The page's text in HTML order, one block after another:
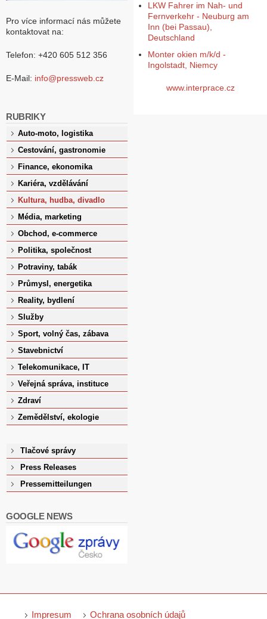
Pro více informací nás můžete
kontaktovat na:
Telefon: +420 605 512 356
E-Mail: info@pressweb.cz
RUBRIKY
Auto-moto, logistika
Cestování, gastronomie
Finance, ekonomika
Kariéra, vzdělávání
Kultura, hudba, divadlo
Média, marketing
Obchod, e-commerce
Politika, společnost
Potraviny, tabák
Průmysl, energetika
Reality, bydlení
Služby
Sport, volný čas, zábava
Stavebnictví
Telekomunikace, IT
Veřejná správa, instituce
Zdraví
Zemědělství, ekologie
Tlačové správy
Press Releases
Pressemitteilungen
GOOGLE NEWS
LKW Fahrer im Nah- und
Fernverkehr - Neuburg am
Inn (bei Passau),
Deutschland
Monter okien m/k/d -
Ingolstadt, Niemcy
www.interprace.cz
Impresum Ochrana osobních údajů